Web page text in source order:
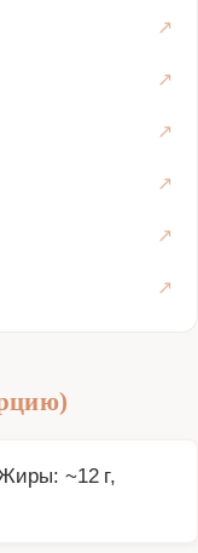
~12 г,